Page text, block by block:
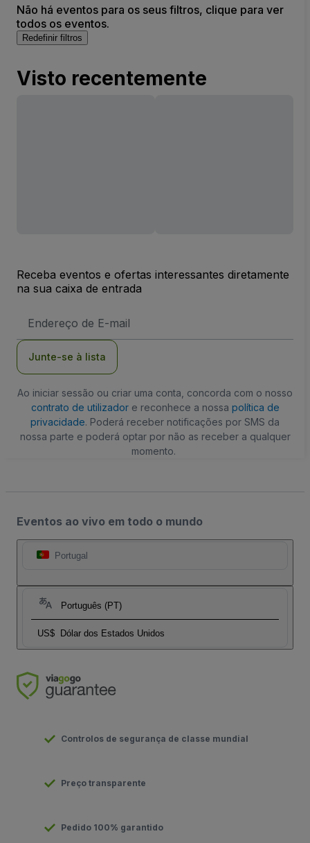
Não há eventos para os seus filtros, clique para ver
todos os eventos.
Redefinir filtros
Visto recentemente
Receba eventos e ofertas interessantes diretamente
na sua caixa de entrada
de
Junte-se à lista
Ao iniciar sessão ou criar uma conta, concorda com o nosso
contrato de utilizadore reconhece a nossa política de
privacidade. Poderá receber notificações por SMS da
nossa parte e poderá optar por não as receber a qualquer
momento.
Eventos ao vivo em todo o mundo
Portugal
Português (PT)
US$ Dólar dos Estados Unidos
Controlos de segurança de classe mundial
Preço transparente
Pedido 100% garantido